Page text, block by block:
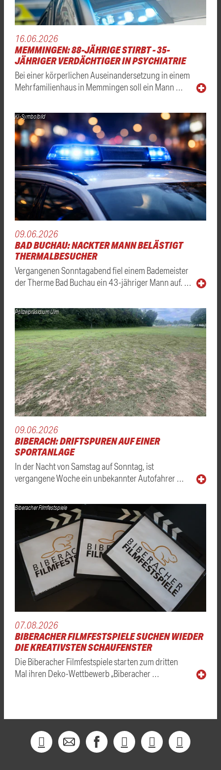
16.06.2026
MEMMINGEN: 88-JÄHRIGE STIRBT - 35-
JÄHRIGER VERDÄCHTIGER IN PSYCHIATRIE
Bei einer körperlichen Auseinandersetzung in einem
Mehrfamilienhaus in Memmingen soll ein Mann …
KI-Symbolbild
09.06.2026
BAD BUCHAU: NACKTER MANN BELÄSTIGT
THERMALBESUCHER
Vergangenen Sonntagabend fiel einem Bademeister
der Therme Bad Buchau ein 43-jähriger Mann auf. …
Polizeipräsidium Ulm
09.06.2026
BIBERACH: DRIFTSPUREN AUF EINER
SPORTANLAGE
In der Nacht von Samstag auf Sonntag, ist
vergangene Woche ein unbekannter Autofahrer …
Biberacher Filmfestspiele
07.08.2026
BIBERACHER FILMFESTSPIELE SUCHEN WIEDER
DIE KREATIVSTEN SCHAUFENSTER
Die Biberacher Filmfestspiele starten zum dritten
Mal ihren Deko-Wettbewerb „Biberacher …